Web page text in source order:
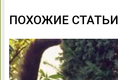
ПОХОЖИЕ СТАТЬИ